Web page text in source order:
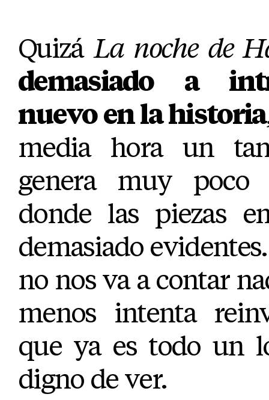
QuizáLa noche de
demasiado a
nuevo en la historia
media hora un
genera muy poco
donde las piezas
demasiado
no nos va a contar
menos intenta
que ya es todo un
digno de ver.